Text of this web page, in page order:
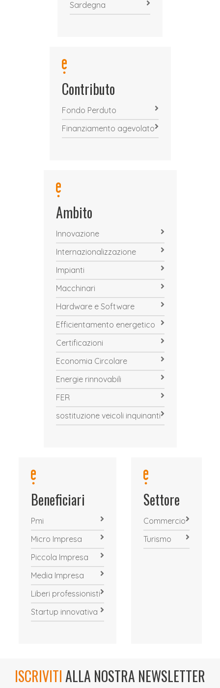
Sardegna
Contributo
Fondo Perduto
Finanziamento agevolato
Ambito
Innovazione
Internazionalizzazione
Impianti
Macchinari
Hardware e Software
Efficientamento energetico
Certificazioni
Economia Circolare
Energie rinnovabili
FER
sostituzione veicoli inquinanti
Beneficiari
Pmi
Micro Impresa
Piccola Impresa
Media Impresa
Liberi professionisti
Startup innovativa
Settore
Commercio
Turismo
ISCRIVITIALLA NOSTRA NEWSLETTER